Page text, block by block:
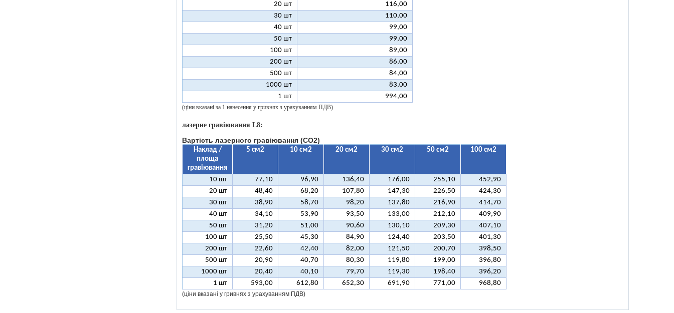
20 шт
116,00
30 шт
110,00
40 шт
99,00
50 шт
99,00
100 шт
89,00
200 шт
86,00
500 шт
84,00
1000 шт
83,00
1 шт
994,00
(ціни вказані за 1 нанесення у гривнях з урахуванням ПДВ)
лазерне гравіювання L8:
Вартість лазерного гравіювання (CO2)
Наклад /
площа
гравіювання
5 см2 10 см2 20 см2 30 см2 50 см2 100 см2
10 шт 77,10 96,90 136,40 176,00 255,10
452,90
20 шт
48,40 68,20 107,80 147,30 226,50
424,30
30 шт
38,90 58,70 98,20 137,80 216,90
414,70
40 шт
34,10 53,90 93,50 133,00 212,10
409,90
50 шт
31,20 51,00 90,60 130,10 209,30
407,10
100 шт
25,50 45,30 84,90 124,40 203,50
401,30
200 шт
22,60 42,40 82,00 121,50 200,70
398,50
500 шт
20,90 40,70 80,30 119,80 199,00
396,80
1000 шт
20,40 40,10 79,70 119,30 198,40
396,20
1 шт
593,00 612,80 652,30 691,90 771,00 968,80
(ціни вказані у гривнях з урахуванням ПДВ)